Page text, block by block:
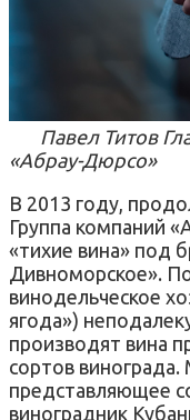
Павел Титов
«Абрау-Дюрсо»
В 2013 году,
Группа компаний
«тихие вина» под
Дивноморское».
винодельческое
ягода»)
производят вина
сортов
представляющее
виноградник